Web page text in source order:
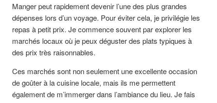
Manger peut rapidement devenir l’une des plus grandes
dépenses lors d’un voyage. Pour éviter cela, je privilégie les
repas à petit prix. Je commence souvent par explorer les
marchés locaux où je peux déguster des plats typiques à
des prix très raisonnables.
Ces marchés sont non seulement une excellente occasion
de goûter à la cuisine locale, mais ils me permettent
également de m’immerger dans l’ambiance du lieu. Je fais